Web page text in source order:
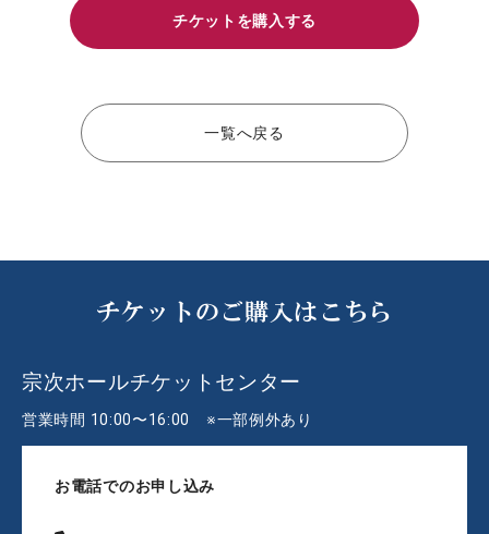
チケットを購入する
一覧へ戻る
チケットのご購入はこちら
宗次ホールチケットセンター
営業時間 10:00〜16:00 ※一部例外あり
お電話でのお申し込み